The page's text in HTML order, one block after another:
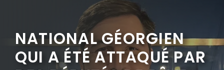
NATIONAL GÉORGIEN
QUI A ÉTÉ ATTAQUÉ PAR